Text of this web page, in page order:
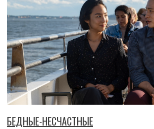
БЕДНЫЕ-НЕСЧАСТНЫЕ